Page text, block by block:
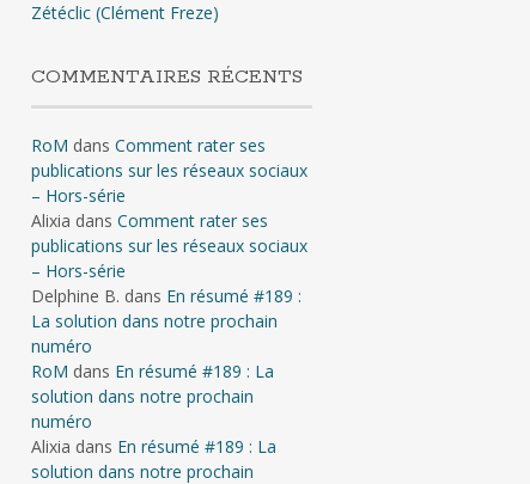
Zétéclic (Clément Freze)
COMMENTAIRES RÉCENTS
RoM dans Comment rater ses
publications sur les réseaux sociaux
– Hors-série
Alixia dans Comment rater ses
publications sur les réseaux sociaux
– Hors-série
Delphine B. dans En résumé #189 :
La solution dans notre prochain
numéro
RoM dans En résumé #189 : La
solution dans notre prochain
numéro
Alixia dans En résumé #189 : La
solution dans notre prochain